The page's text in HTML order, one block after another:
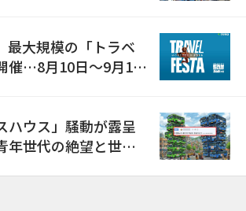
最大規模の「トラベ
催…8月10日～9月11
ハウス」騒動が露呈
年世代の絶望と世代